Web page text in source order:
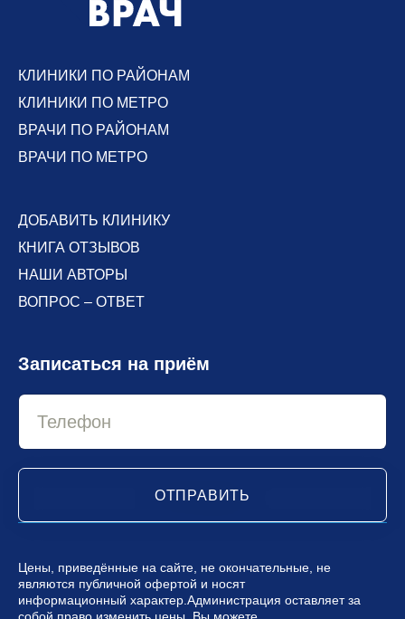
КЛИНИКИ ПО РАЙОНАМ
КЛИНИКИ ПО МЕТРО
ВРАЧИ ПО РАЙОНАМ
ВРАЧИ ПО МЕТРО
ДОБАВИТЬ КЛИНИКУ
КНИГА ОТЗЫВОВ
НАШИ АВТОРЫ
ВОПРОС – ОТВЕТ
Записаться на приём
ОТПРАВИТЬ
Цены, приведённые на сайте, не окончательные, не
являются публичной офертой и носят
информационный характер.Администрация оставляет за